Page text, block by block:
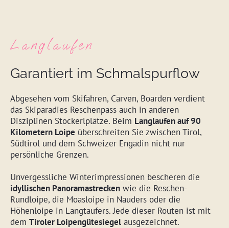
Langlaufen
Garantiert im Schmalspurflow
Abgesehen vom Skifahren, Carven, Boarden verdient
das Skiparadies Reschenpass auch in anderen
Disziplinen Stockerlplätze. Beim Langlaufen auf 90
Kilometern Loipe überschreiten Sie zwischen Tirol,
Südtirol und dem Schweizer Engadin nicht nur
persönliche Grenzen.
Unvergessliche Winterimpressionen bescheren die
idyllischen Panoramastrecken wie die Reschen-
Rundloipe, die Moasloipe in Nauders oder die
Höhenloipe in Langtaufers. Jede dieser Routen ist mit
dem Tiroler Loipengütesiegel ausgezeichnet.